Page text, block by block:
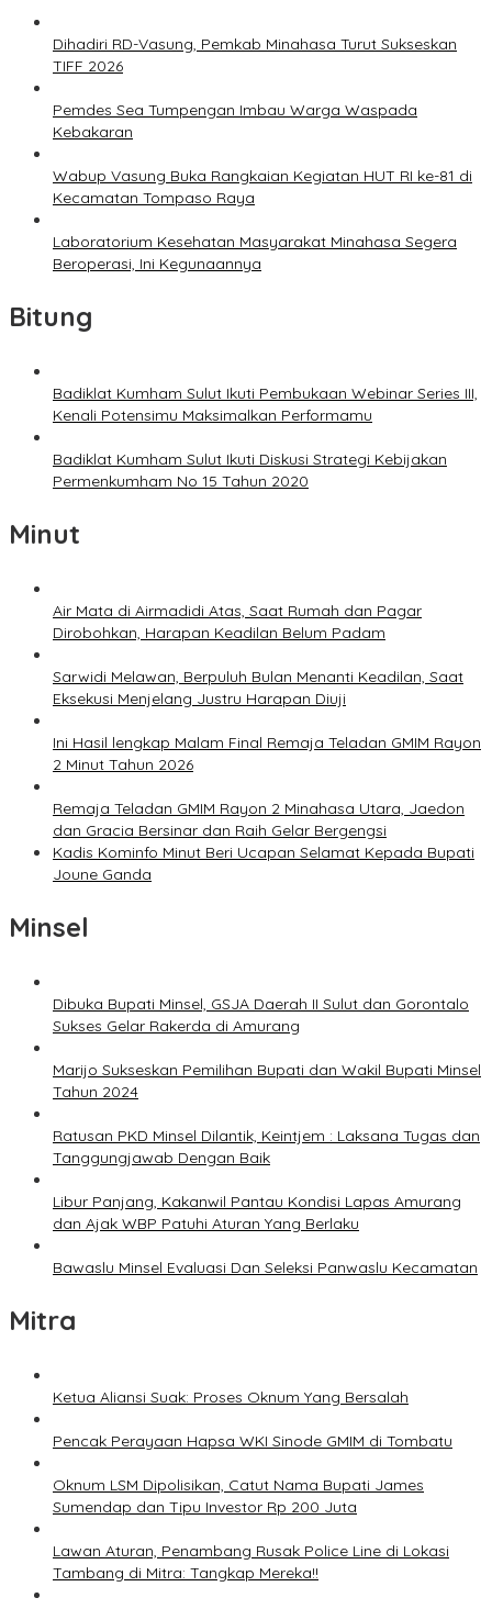
Dihadiri RD-Vasung, Pemkab Minahasa Turut Sukseskan
TIFF 2026
Pemdes Sea Tumpengan Imbau Warga Waspada
Kebakaran
Wabup Vasung Buka Rangkaian Kegiatan HUT RI ke-81 di
Kecamatan Tompaso Raya
Laboratorium Kesehatan Masyarakat Minahasa Segera
Beroperasi, Ini Kegunaannya
Bitung
Badiklat Kumham Sulut Ikuti Pembukaan Webinar Series III,
Kenali Potensimu Maksimalkan Performamu
Badiklat Kumham Sulut Ikuti Diskusi Strategi Kebijakan
Permenkumham No 15 Tahun 2020
Minut
Air Mata di Airmadidi Atas, Saat Rumah dan Pagar
Dirobohkan, Harapan Keadilan Belum Padam
Sarwidi Melawan, Berpuluh Bulan Menanti Keadilan, Saat
Eksekusi Menjelang Justru Harapan Diuji
Ini Hasil lengkap Malam Final Remaja Teladan GMIM Rayon
2 Minut Tahun 2026
Remaja Teladan GMIM Rayon 2 Minahasa Utara, Jaedon
dan Gracia Bersinar dan Raih Gelar Bergengsi
Kadis Kominfo Minut Beri Ucapan Selamat Kepada Bupati
Joune Ganda
Minsel
Dibuka Bupati Minsel, GSJA Daerah II Sulut dan Gorontalo
Sukses Gelar Rakerda di Amurang
Marijo Sukseskan Pemilihan Bupati dan Wakil Bupati Minsel
Tahun 2024
Ratusan PKD Minsel Dilantik, Keintjem : Laksana Tugas dan
Tanggungjawab Dengan Baik
Libur Panjang, Kakanwil Pantau Kondisi Lapas Amurang
dan Ajak WBP Patuhi Aturan Yang Berlaku
Bawaslu Minsel Evaluasi Dan Seleksi Panwaslu Kecamatan
Mitra
Ketua Aliansi Suak: Proses Oknum Yang Bersalah
Pencak Perayaan Hapsa WKI Sinode GMIM di Tombatu
Oknum LSM Dipolisikan, Catut Nama Bupati James
Sumendap dan Tipu Investor Rp 200 Juta
Lawan Aturan, Penambang Rusak Police Line di Lokasi
Tambang di Mitra: Tangkap Mereka!!